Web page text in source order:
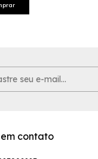
em contato